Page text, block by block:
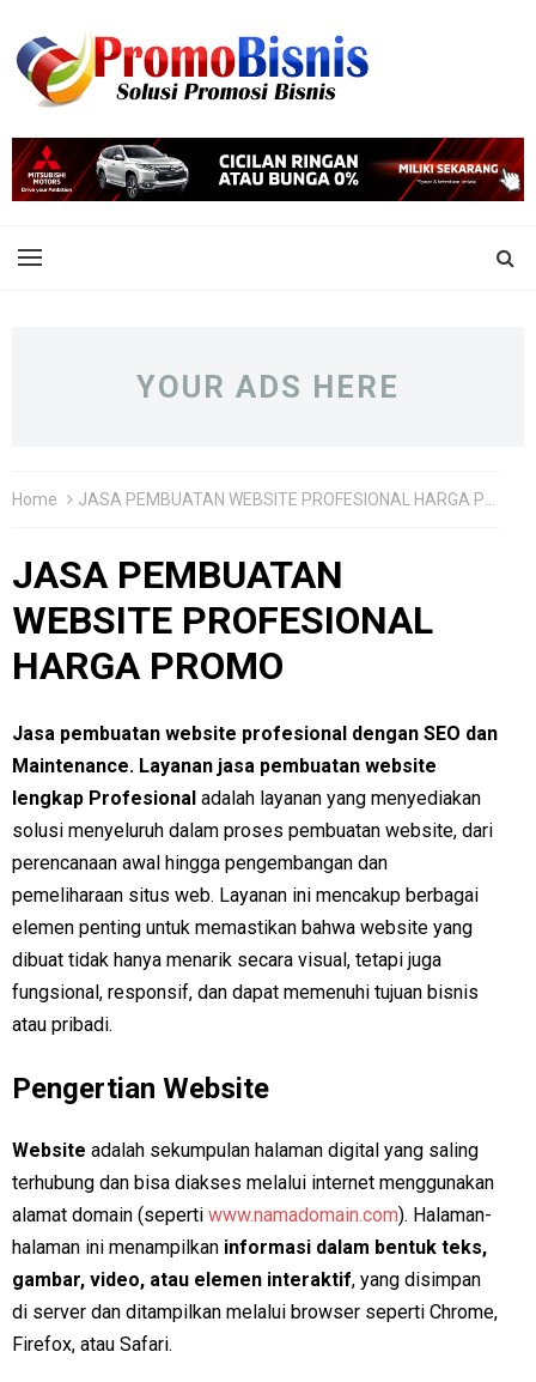
YOUR ADS HERE
Home JASA PEMBUATAN WEBSITE PROFESIONAL HARGA PROMO
JASA PEMBUATAN
WEBSITE PROFESIONAL
HARGA PROMO
Jasa pembuatan website profesional dengan SEO dan
Maintenance. Layanan jasa pembuatan website
lengkap Profesional adalah layanan yang menyediakan
solusi menyeluruh dalam proses pembuatan website, dari
perencanaan awal hingga pengembangan dan
pemeliharaan situs web. Layanan ini mencakup berbagai
elemen penting untuk memastikan bahwa website yang
dibuat tidak hanya menarik secara visual, tetapi juga
fungsional, responsif, dan dapat memenuhi tujuan bisnis
atau pribadi.
Pengertian Website
Website adalah sekumpulan halaman digital yang saling
terhubung dan bisa diakses melalui internet menggunakan
alamat domain (seperti www.namadomain.com). Halaman-
halaman ini menampilkan informasi dalam bentuk teks,
gambar, video, atau elemen interaktif, yang disimpan
di server dan ditampilkan melalui browser seperti Chrome,
Firefox, atau Safari.